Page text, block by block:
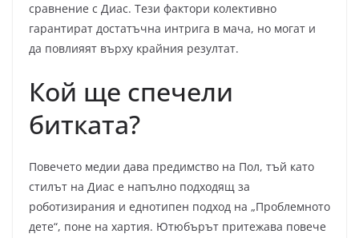
сравнение с Диас. Тези фактори колективно
гарантират достатъчна интрига в мача, но могат и
да повлияят върху крайния резултат.
Кой ще спечели
битката?
Повечето медии дава предимство на Пол, тъй като
стилът на Диас е напълно подходящ за
роботизирания и еднотипен подход на „Проблемното
дете“, поне на хартия. Ютюбърът притежава повече